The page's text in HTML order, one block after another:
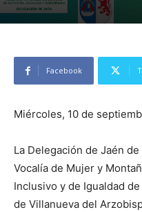
Facebook
Miércoles, 10 de
La Delegación de Jaén
Vocalía de Mujer y
Inclusivo y de Igualdad
de Villanueva del